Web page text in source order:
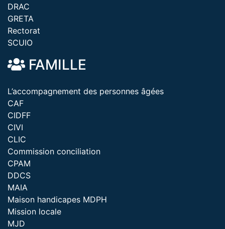
DRAC
GRETA
Rectorat
SCUIO
FAMILLE
L’accompagnement des personnes âgées
CAF
CIDFF
CIVI
CLIC
Commission conciliation
CPAM
DDCS
MAIA
Maison handicapes MDPH
Mission locale
MJD